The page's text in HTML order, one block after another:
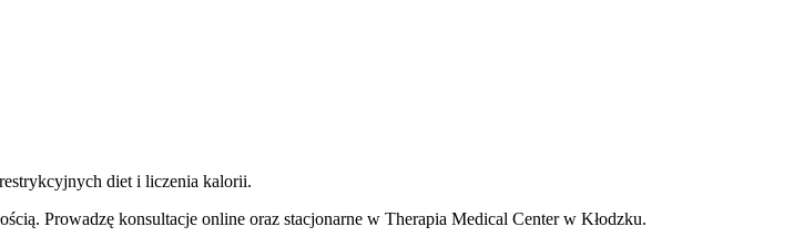
diet i liczenia kalorii.
Prowadzę konsultacje online oraz stacjonarne w Therapia Medical Center w Kłodzku.